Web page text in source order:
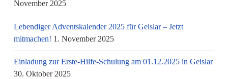
November 2025
Lebendiger Adventskalender 2025 für Geislar – Jetzt
mitmachen! 1. November 2025
Einladung zur Erste-Hilfe-Schulung am 01.12.2025 in Geislar
30. Oktober 2025